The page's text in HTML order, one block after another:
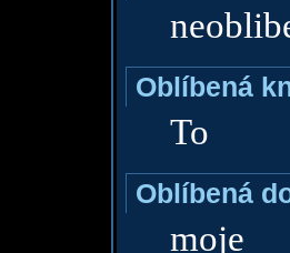
Oblíbená
To
Oblíbená
moje